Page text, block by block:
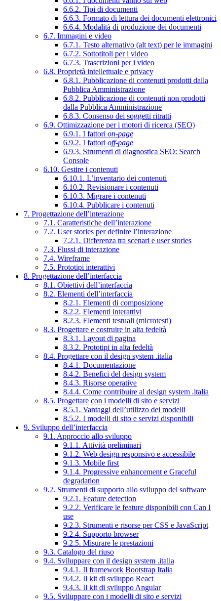
6.6.2. Tipi di documenti
6.6.3. Formato di lettura dei documenti elettronici
6.6.4. Modalità di produzione dei documenti
6.7. Immagini e video
6.7.1. Testo alternativo (alt text) per le immagini
6.7.2. Sottotitoli per i video
6.7.3. Trascrizioni per i video
6.8. Proprietà intellettuale e privacy
6.8.1. Pubblicazione di contenuti prodotti dalla
Pubblica Amministrazione
6.8.2. Pubblicazione di contenuti non prodotti
dalla Pubblica Amministrazione
6.8.3. Consenso dei soggetti ritratti
6.9. Ottimizzazione per i motori di ricerca (SEO)
6.9.1. I fattori on-page
6.9.2. I fattori off-page
6.9.3. Strumenti di diagnostica SEO: Search
Console
6.10. Gestire i contenuti
6.10.1. L’inventario dei contenuti
6.10.2. Revisionare i contenuti
6.10.3. Migrare i contenuti
6.10.4. Pubblicare i contenuti
7. Progettazione dell’interazione
7.1. Caratteristiche dell’interazione
7.2. User stories per definire l’interazione
7.2.1. Differenza tra scenari e user stories
7.3. Flussi di interazione
7.4. Wireframe
7.5. Prototipi interattivi
8. Progettazione dell’interfaccia
8.1. Obiettivi dell’interfaccia
8.2. Elementi dell’interfaccia
8.2.1. Elementi di composizione
8.2.2. Elementi interattivi
8.2.3. Elementi testuali (microtesti)
8.3. Progettare e costruire in alta fedeltà
8.3.1. Layout di pagina
8.3.2. Prototipi in alta fedeltà
8.4. Progettare con il design system .italia
8.4.1. Documentazione
8.4.2. Benefici del design system
8.4.3. Risorse operative
8.4.4. Come contribuire al design system .italia
8.5. Progettare con i modelli di sito e servizi
8.5.1. Vantaggi dell’utilizzo dei modelli
8.5.2. I modelli di sito e servizi disponibili
9. Sviluppo dell’interfaccia
9.1. Approccio allo sviluppo
9.1.1. Attività preliminari
9.1.2. Web design responsivo e accessibile
9.1.3. Mobile first
9.1.4. Progressive enhancement e Graceful
degradation
9.2. Strumenti di supporto allo sviluppo del software
9.2.1. Feature detection
9.2.2. Verificare le feature disponibili con Can I
use
9.2.3. Strumenti e risorse per CSS e JavaScript
9.2.4. Supporto browser
9.2.5. Misurare le prestazioni
9.3. Catalogo del riuso
9.4. Sviluppare con il design system .italia
9.4.1. Il framework Bootstrap Italia
9.4.2. Il kit di sviluppo React
9.4.3. Il kit di sviluppo Angular
9.5. Sviluppare con i modelli di sito e servizi